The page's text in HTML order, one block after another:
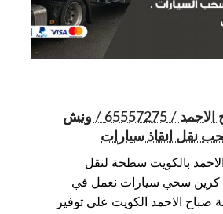
ونش مدينة صباح الاحمد / 65557275 / ونش
نقل انقاذ سيارات
بالكويت سطحة لنقل
كرين سحي سيارات نعمل في
صباح الاحمد الكويت على توفير